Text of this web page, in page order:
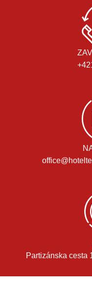
Partizánska cesta